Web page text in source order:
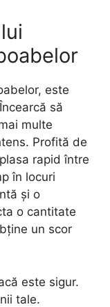
este
să
multe
Profită de
rapid între
în locuri
și o
o cantitate
un scor
este sigur.
tale.